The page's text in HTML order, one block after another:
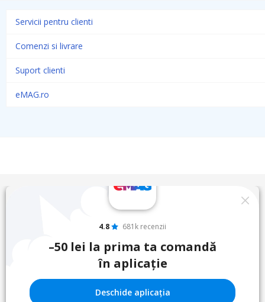
Servicii pentru clienti
Comenzi si livrare
Suport clienti
eMAG.ro
4.8 681k recenzii
–50 lei la prima ta comandă
în aplicație
Deschide aplicația